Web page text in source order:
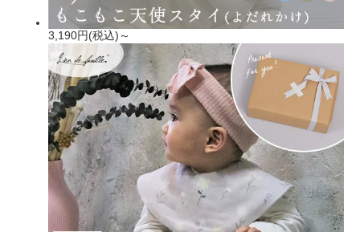
3,190円(税込)～